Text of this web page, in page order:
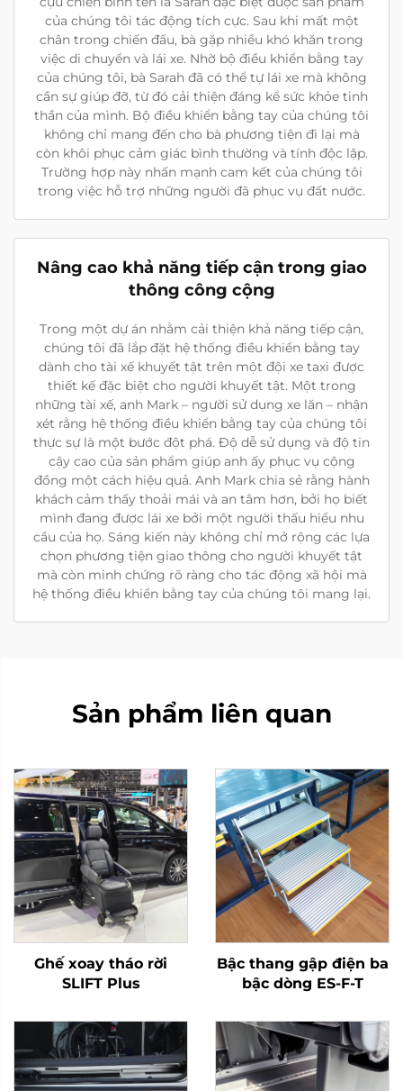
của chúng tôi tác động tích cực. Sau khi mất một
chân trong chiến đấu, bà gặp nhiều khó khăn trong
việc di chuyển và lái xe. Nhờ bộ điều khiển bằng tay
của chúng tôi, bà Sarah đã có thể tự lái xe mà không
cần sự giúp đỡ, từ đó cải thiện đáng kể sức khỏe tinh
thần của mình. Bộ điều khiển bằng tay của chúng tôi
không chỉ mang đến cho bà phương tiện đi lại mà
còn khôi phục cảm giác bình thường và tính độc lập.
Trường hợp này nhấn mạnh cam kết của chúng tôi
trong việc hỗ trợ những người đã phục vụ đất nước.
Nâng cao khả năng tiếp cận trong giao
thông công cộng
Trong một dự án nhằm cải thiện khả năng tiếp cận,
chúng tôi đã lắp đặt hệ thống điều khiển bằng tay
dành cho tài xế khuyết tật trên một đội xe taxi được
thiết kế đặc biệt cho người khuyết tật. Một trong
những tài xế, anh Mark – người sử dụng xe lăn – nhận
xét rằng hệ thống điều khiển bằng tay của chúng tôi
thực sự là một bước đột phá. Độ dễ sử dụng và độ tin
cậy cao của sản phẩm giúp anh ấy phục vụ cộng
đồng một cách hiệu quả. Anh Mark chia sẻ rằng hành
khách cảm thấy thoải mái và an tâm hơn, bởi họ biết
mình đang được lái xe bởi một người thấu hiểu nhu
cầu của họ. Sáng kiến này không chỉ mở rộng các lựa
chọn phương tiện giao thông cho người khuyết tật
mà còn minh chứng rõ ràng cho tác động xã hội mà
hệ thống điều khiển bằng tay của chúng tôi mang lại.
Sản phẩm liên quan
Ghế xoay tháo rời
SLIFT Plus
Bậc thang gập điện ba
bậc dòng ES-F-T